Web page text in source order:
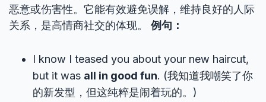
恶意或伤害性。它能有效避免误解，维持良好的人际
关系，是高情商社交的体现。 例句：
I know I teased you about your new haircut,
but it was all in good fun. (我知道我嘲笑了你
的新发型，但这纯粹是闹着玩的。)